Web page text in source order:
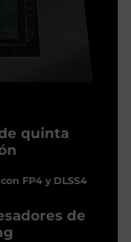
quinta
FP4 y DLSS4
de